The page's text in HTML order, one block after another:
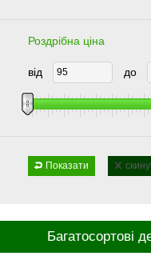
Багатосортові
Роздрібна ціна
від до
Показати